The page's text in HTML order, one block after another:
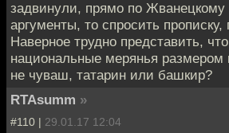
задвинули, прямо по Жванецкому
аргументы, то спросить прописку,
Наверное трудно представить,
национальные мерянья размером
не чуваш, татарин или башкир?
RTAsumm »
#110 | 29.01.17 12:04